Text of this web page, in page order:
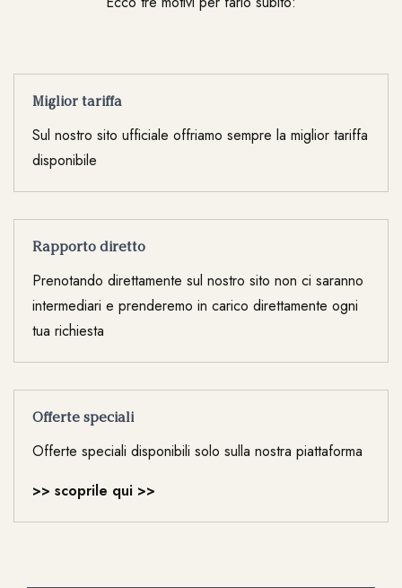
Miglior tariffa
Sul nostro sito ufficiale offriamo sempre la miglior tariffa
disponibile
Rapporto diretto
Prenotando direttamente sul nostro sito non ci saranno
intermediari e prenderemo in carico direttamente ogni
tua richiesta
Offerte speciali
Offerte speciali disponibili solo sulla nostra piattaforma
>> scoprile qui >>